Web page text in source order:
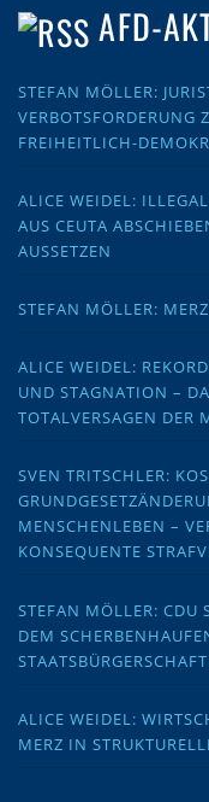
AFD-
STEFAN MÖLLER:
VERBOTSFORDERUNG
FREIHEITLICH-
ALICE WEIDEL:
AUS CEUTA
AUSSETZEN
STEFAN MÖLLER:
ALICE WEIDEL:
UND STAGNATION –
TOTALVERSAGEN DER
SVEN TRITSCHLER:
MENSCHENLEBEN –
KONSEQUENTE
STEFAN MÖLLER: CDU
DEM
ALICE WEIDEL:
MERZ IN